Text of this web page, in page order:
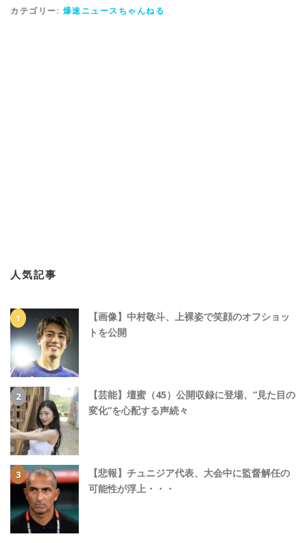
カテゴリー: 爆速ニュースちゃんねる
人気記事
【画像】中村敬斗、上裸姿で笑顔のオフショッ
トを公開
【芸能】壇蜜（45）公開収録に登場、“見た目の
変化”を心配する声続々
【悲報】チュニジア代表、大会中に監督解任の
可能性が浮上・・・